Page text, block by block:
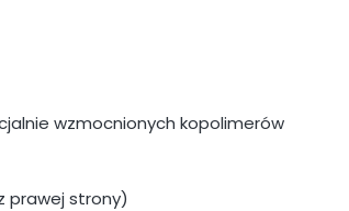
wzmocnionych kopolimerów
prawej strony)